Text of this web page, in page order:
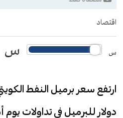
اقتصاد
س س
دولار للبرميل في تداولات